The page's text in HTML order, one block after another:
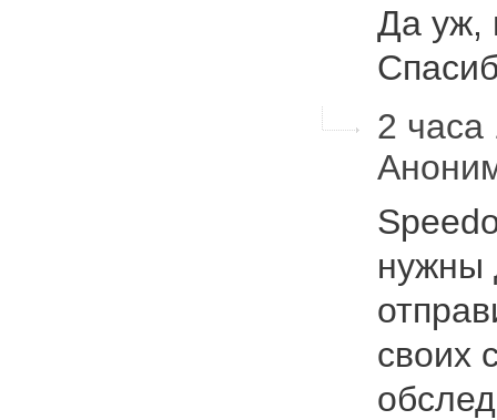
Да уж,
2 часа
нужны
своих